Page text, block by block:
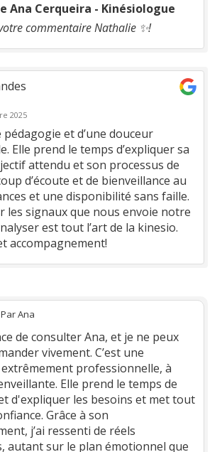
Ana Cerqueira - Kinésiologue
commentaire Nathalie ✨!
2025
pédagogie et d’une douceur
Elle prend le temps d’expliquer sa
attendu et son processus de
d’écoute et de bienveillance au
et une disponibilité sans faille.
les signaux que nous envoie notre
est tout l’art de la kinesio.
accompagnement!
Par Ana
de consulter Ana, et je ne peux
vivement. C’est une
professionnelle, à
Elle prend le temps de
d'expliquer les besoins et met tout
Grâce à son
j’ai ressenti de réels
autant sur le plan émotionnel que